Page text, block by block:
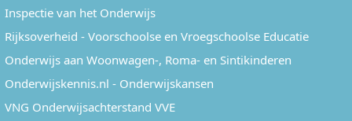
Inspectie van het Onderwijs
Rijksoverheid - Voorschoolse en Vroegschoolse Educatie
Onderwijs aan Woonwagen-, Roma- en Sintikinderen
Onderwijskennis.nl - Onderwijskansen
VNG Onderwijsachterstand VVE